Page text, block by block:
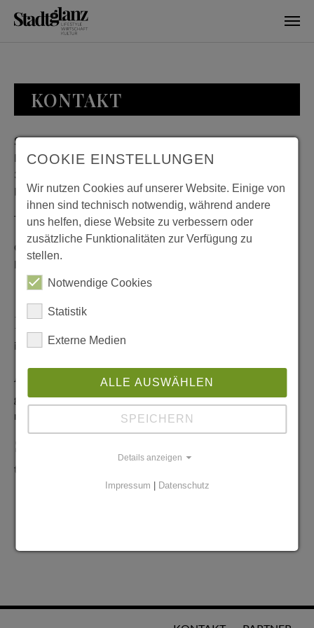
KONTAKT
Stadtglanz / mediaworld GmbH
Bankplatz 8
38100 Braunschweig
Deutschland
Telefon: 0531 482010-20
Geschäftszeiten: Montag bis Donnerstag 08:00 bis 18:00;
Freitag 08:00 bis 15:00
Redaktionelle Anfragen
info@stadtglanz.de
Anzeigen-Service
graen@mediaworldgmbh.deoder
meyer@mediaworldgmbh.de
tipps@stadtglanz.de
COOKIE EINSTELLUNGEN
Wir nutzen Cookies auf unserer Website. Einige von
ihnen sind technisch notwendig, während andere
uns helfen, diese Website zu verbessern oder
zusätzliche Funktionalitäten zur Verfügung zu
stellen.
Notwendige Cookies
Statistik
Externe Medien
ALLE AUSWÄHLEN
SPEICHERN
Details anzeigen
Impressum | Datenschutz